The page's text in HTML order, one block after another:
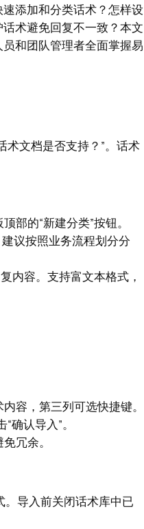
添加和分类话术？怎样设
术避免回复不一致？本文
和团队管理者全面掌握易
术文档是否支持？”。话术
部的“新建分类”按钮。
建议按照业务流程划分分
内容。支持富文本格式，
容，第三列可选快捷键。
认导入”。
冗余。
。导入前关闭话术库中已